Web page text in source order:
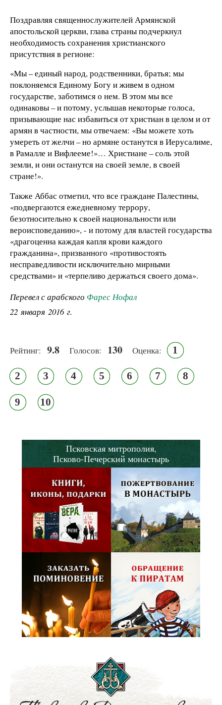
Поздравляя священнослужителей Армянской
апостольской церкви, глава страны подчеркнул
необходимость сохранения христианского
присутствия в регионе:
«Мы – единый народ, родственники, братья; мы
поклоняемся Единому Богу и живем в одном
государстве, заботимся о нем. В этом мы все
одинаковы – и потому, услышав некоторые голоса,
призывающие нас избавиться от христиан в целом и от
армян в частности, мы отвечаем: «Вы можете хоть
умереть от желчи – но армяне останутся в Иерусалиме,
в Рамалле и Вифлееме!»… Христиане – соль этой
земли, и они останутся на своей земле, в своей
стране!».
Также Аббас отметил, что все граждане Палестины,
«подвергаются ежедневному террору,
безотносительно к своей национальности или
вероисповеданию», - и потому для властей государства
«драгоценна каждая капля крови каждого
гражданина», призванного «противостоять
несправедливости исключительно мирными
средствами» и «терпеливо держаться своего дома».
Перевел с арабского Фарес Нофал
22 января 2016 г.
Рейтинг: 9.8 Голосов: 130 Оценка: 1
2 3 4 5 6 7 8
9 10
Псковская митрополия,
Псково-Печерский монастырь